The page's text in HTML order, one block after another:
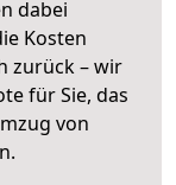
dabei
Kosten
zurück – wir
für Sie, das
von